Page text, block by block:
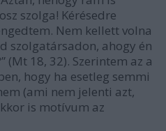
szolga! Kérésedre
Nem kellett volna
szolgatársadon, ahogy én
18, 32). Szerintem az a
hogy ha esetleg semmi
(ami nem jelenti azt,
is motívum az